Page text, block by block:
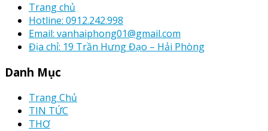
Trang chủ
Hotline: 0912.242.998
Email: vanhaiphong01@gmail.com
Địa chỉ: 19 Trần Hưng Đạo – Hải Phòng
Danh Mục
Trang Chủ
TIN TỨC
THƠ